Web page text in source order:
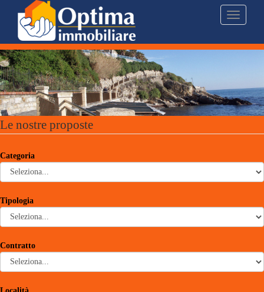
Toggle
Le nostre proposte
Categoria
Tipologia
Contratto